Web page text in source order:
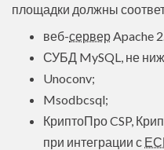
площадки должны
веб-сервер Apache
СУБД MySQL, не
Unoconv;
Msodbcsql;
КриптоПро CSP,
при интеграции с